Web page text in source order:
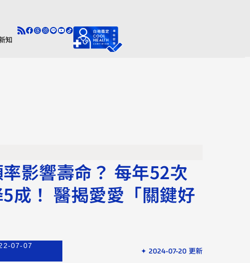
知
影響壽命？ 每年52次
成！ 醫揭愛愛「關鍵好
07-07
✦ 2024-07-20 更新